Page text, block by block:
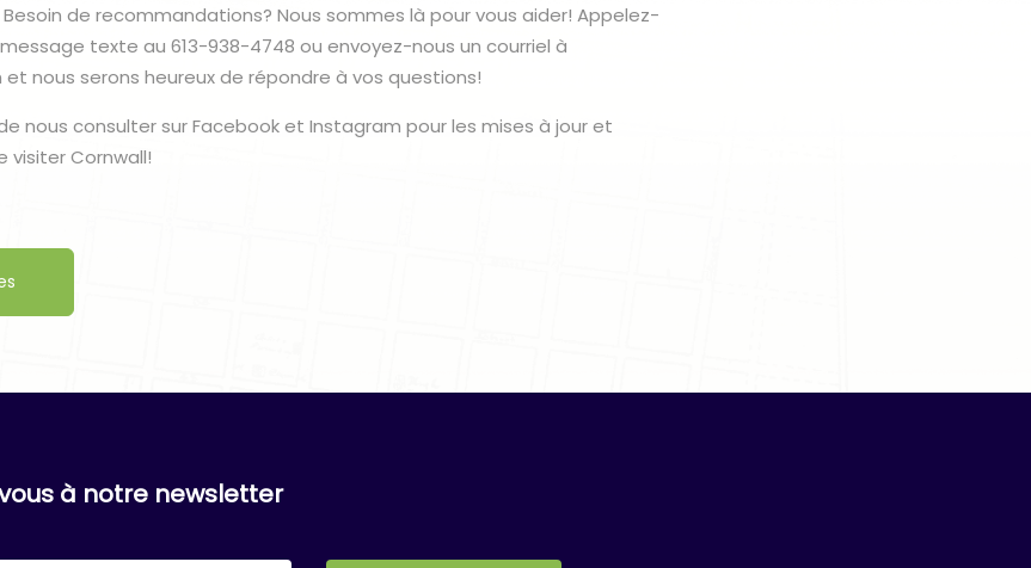
de recommandations? Nous sommes là pour vous aider! Appelez-
texte au 613-938-4748 ou envoyez-nous un courriel à
nous serons heureux de répondre à vos questions!
nous consulter sur Facebook et Instagram pour les mises à jour et
visiter Cornwall!
à notre newsletter